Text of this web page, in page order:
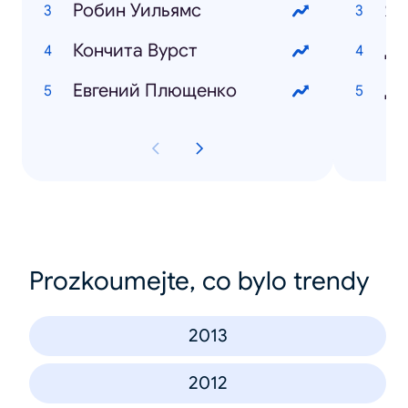
Робин Уильямс
Кончита Вурст
Евгений Плющенко
Prozkoumejte, co bylo trendy
2013
2012